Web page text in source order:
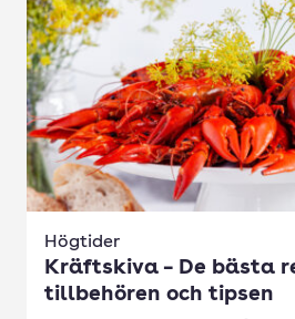
Högtider
Kräftskiva – De bästa
tillbehören och tipsen